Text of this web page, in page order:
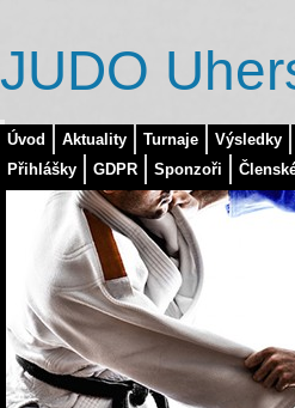
Úvod Aktuality Turnaje Výsledky
Přihlášky
GDPR Sponzoři
JUDO